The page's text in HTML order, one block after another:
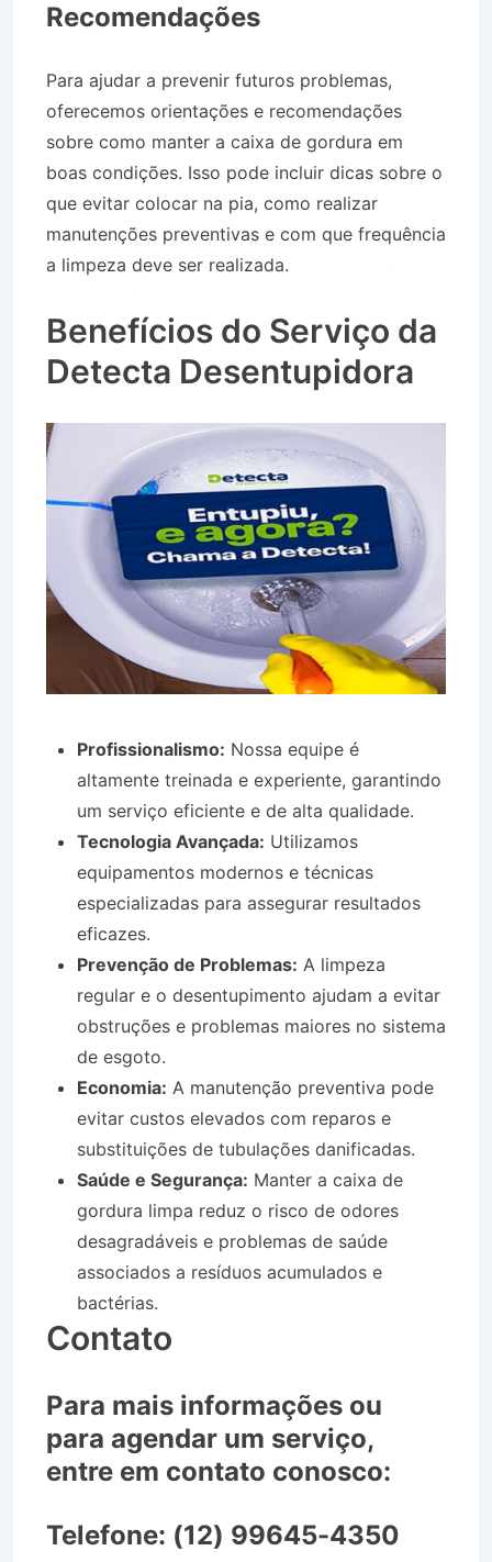
Recomendações
Para ajudar a prevenir futuros problemas,
oferecemos orientações e recomendações
sobre como manter a caixa de gordura em
boas condições. Isso pode incluir dicas sobre o
que evitar colocar na pia, como realizar
manutenções preventivas e com que frequência
a limpeza deve ser realizada.
Benefícios do Serviço da
Detecta Desentupidora
Profissionalismo: Nossa equipe é
altamente treinada e experiente, garantindo
um serviço eficiente e de alta qualidade.
Tecnologia Avançada: Utilizamos
equipamentos modernos e técnicas
especializadas para assegurar resultados
eficazes.
Prevenção de Problemas: A limpeza
regular e o desentupimento ajudam a evitar
obstruções e problemas maiores no sistema
de esgoto.
Economia: A manutenção preventiva pode
evitar custos elevados com reparos e
substituições de tubulações danificadas.
Saúde e Segurança: Manter a caixa de
gordura limpa reduz o risco de odores
desagradáveis e problemas de saúde
associados a resíduos acumulados e
bactérias.
Contato
Para mais informações ou
para agendar um serviço,
entre em contato conosco:
Telefone: (12) 99645-4350